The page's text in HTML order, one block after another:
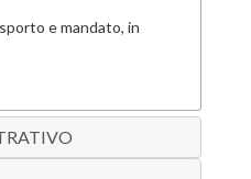
e mandato, in